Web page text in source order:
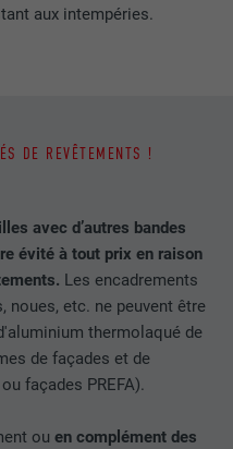
aux intempéries.
DE REVÊTEMENTS !
avec d’autres bandes
évité à tout prix en raison
Les encadrements
noues, etc. ne peuvent être
thermolaqué de
de façades et de
façades PREFA).
ouen complément des